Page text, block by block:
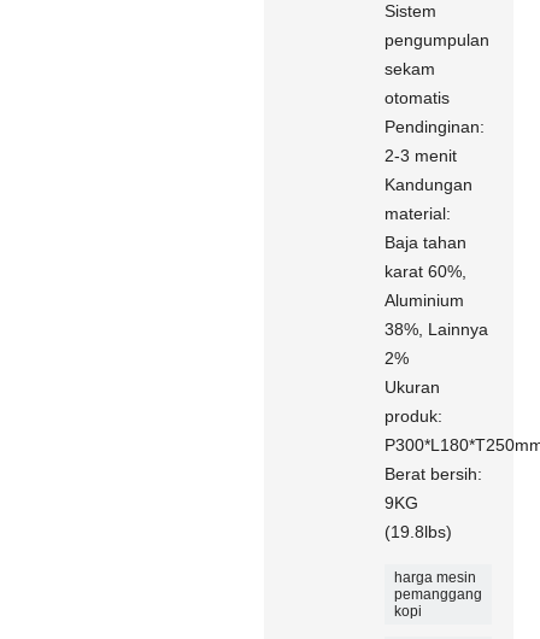
Sistem
pengumpulan
sekam
otomatis
Pendinginan:
2-3 menit
Kandungan
material:
Baja tahan
karat 60%,
Aluminium
38%, Lainnya
2%
Ukuran
produk:
Berat bersih:
9KG
(19.8lbs)
harga mesin
pemanggang
kopi